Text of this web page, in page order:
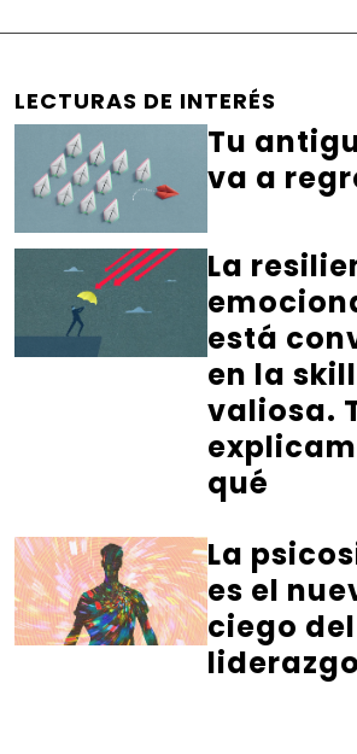
LECTURAS DE INTERÉS
Tu
va a
La
está
en la
valiosa.
qué
La
es el
ciego del
liderazgo